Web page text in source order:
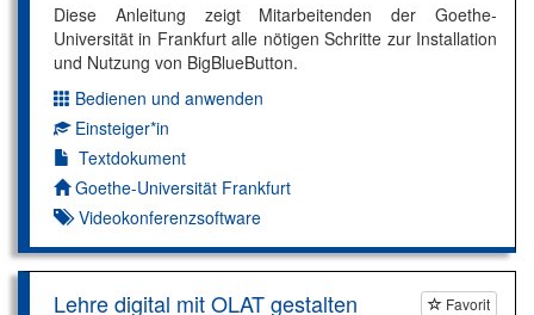
Diese Anleitung zeigt Mitarbeitenden der Goethe-
Universität in Frankfurt alle nötigen Schritte zur Installation
und Nutzung von BigBlueButton.
Dimension:
Bedienen und anwenden
Kompetenzniveau:
Einsteiger*in
Textdokument
Autor*in:
Goethe-Universität Frankfurt
Videokonferenzsoftware
Favorit
Lehre digital mit OLAT gestalten